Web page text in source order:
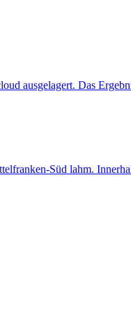
ausgelagert. Das
Süd lahm.